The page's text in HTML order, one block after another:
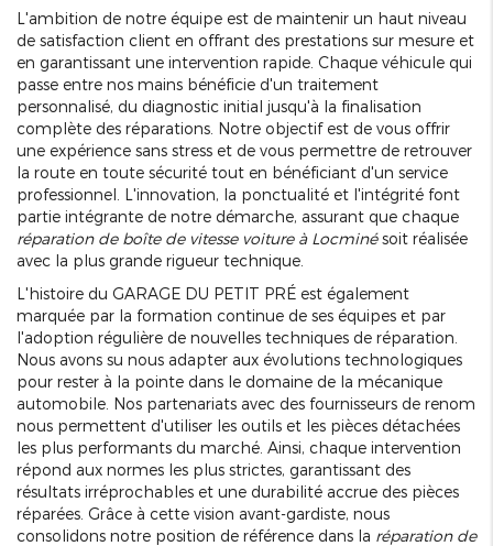
L'ambition de notre équipe est de maintenir un haut niveau
de satisfaction client en offrant des prestations sur mesure et
en garantissant une intervention rapide. Chaque véhicule qui
passe entre nos mains bénéficie d'un traitement
personnalisé, du diagnostic initial jusqu'à la finalisation
complète des réparations. Notre objectif est de vous offrir
une expérience sans stress et de vous permettre de retrouver
la route en toute sécurité tout en bénéficiant d'un service
professionnel. L'innovation, la ponctualité et l'intégrité font
partie intégrante de notre démarche, assurant que chaque
réparation de boîte de vitesse voiture à Locminésoit réalisée
avec la plus grande rigueur technique.
L'histoire du GARAGE DU PETIT PRÉ est également
marquée par la formation continue de ses équipes et par
l'adoption régulière de nouvelles techniques de réparation.
Nous avons su nous adapter aux évolutions technologiques
pour rester à la pointe dans le domaine de la mécanique
automobile. Nos partenariats avec des fournisseurs de renom
nous permettent d'utiliser les outils et les pièces détachées
les plus performants du marché. Ainsi, chaque intervention
répond aux normes les plus strictes, garantissant des
résultats irréprochables et une durabilité accrue des pièces
réparées. Grâce à cette vision avant-gardiste, nous
consolidons notre position de référence dans la réparation de